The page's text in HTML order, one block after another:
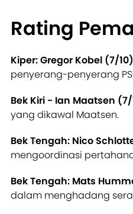
Rating
Kiper: Gregor Kobel (7/10)
penyerang-penyerang
Bek Kiri - Ian Maatsen (7/
yang dikawal Maatsen.
Bek Tengah: Nico
mengoordinasi
Bek Tengah: Mats
dalam menghadang